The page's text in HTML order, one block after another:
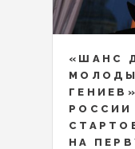
«ШАНС
РОССИИ
НА